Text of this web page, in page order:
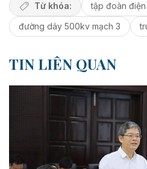
Từ khóa: tập đoàn
đường dây 500kv mạch 3
TIN LIÊN QUAN